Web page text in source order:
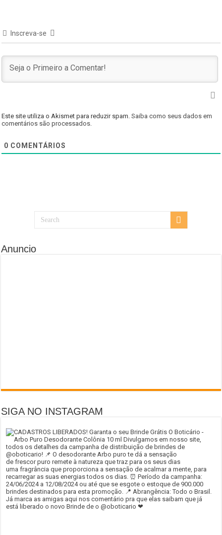
Inscreva-se
Este site utiliza o Akismet para reduzir spam.Saiba como seus dados em
comentários são processados
0 COMENTÁRIOS
Anuncio
SIGA NO INSTAGRAM